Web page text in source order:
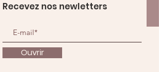
Recevez nos newletters
Ouvrir